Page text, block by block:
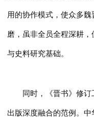
用的协作模式，使众多
磨，虽非全员全程深耕
与史料研究基础。
同时，《晋书》修
出版深度融合的范例。